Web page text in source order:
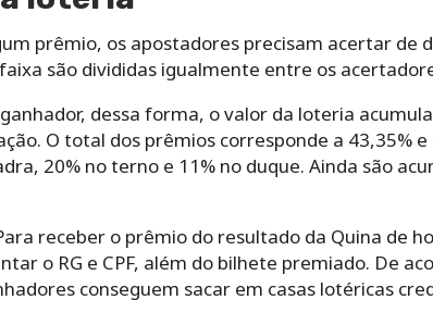
prêmio, os apostadores precisam acertar de
são divididas igualmente entre os
dessa forma, o valor da loteria
O total dos prêmios corresponde a 43,35%
20% no terno e 11% no duque. Ainda são
receber o prêmio do resultado da Quina de
o RG e CPF, além do bilhete premiado. De
conseguem sacar em casas lotéricas